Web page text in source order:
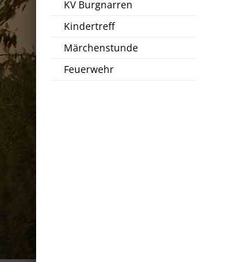
KV Burgnarren
Kindertreff
Märchenstunde
Feuerwehr